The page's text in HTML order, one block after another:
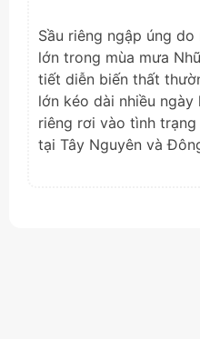
Sầu riêng ngập úng
lớn trong mùa mưa
tiết diễn biến thất
lớn kéo dài nhiều ngày
riêng rơi vào tình
tại Tây Nguyên và